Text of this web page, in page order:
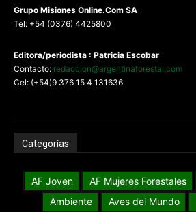
Grupo Misiones Online.Com SA
Tel: +54 (0376) 4425800
Editora/periodista : Patricia Escobar
Contacto: redaccion@argentinaforestal.com
Cel: (+54)9 376 15 4 131636
Categorías
AF Joven AF Mujeres Forestales
Ambiente
Aves del Mundo